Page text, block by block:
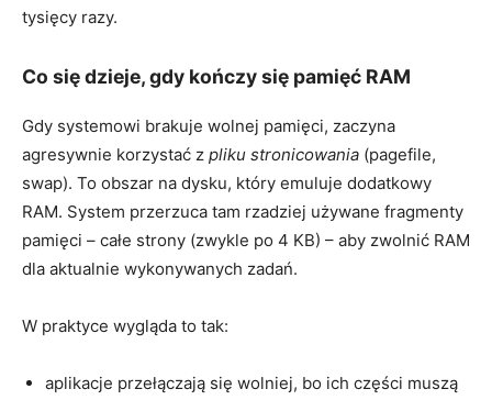
tysięcy razy.
Co się dzieje, gdy kończy się pamięć RAM
Gdy systemowi brakuje wolnej pamięci, zaczyna
agresywnie korzystać z pliku stronicowania (pagefile,
swap). To obszar na dysku, który emuluje dodatkowy
RAM. System przerzuca tam rzadziej używane fragmenty
pamięci – całe strony (zwykle po 4 KB) – aby zwolnić RAM
dla aktualnie wykonywanych zadań.
W praktyce wygląda to tak:
aplikacje przełączają się wolniej, bo ich części muszą